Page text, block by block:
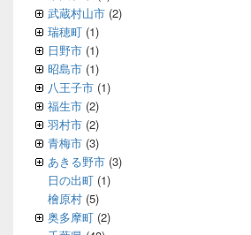
武蔵村山市 (2)
瑞穂町 (1)
日野市 (1)
昭島市 (1)
八王子市 (1)
福生市 (2)
羽村市 (2)
青梅市 (3)
あきる野市 (3)
日の出町 (1)
檜原村 (5)
奥多摩町 (2)